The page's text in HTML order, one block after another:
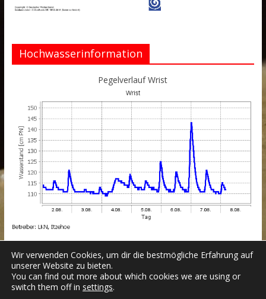
Hochwasserinformation
Pegelverlauf Wrist
Datenschutzerklärung
Wir verwenden Cookies, um dir die bestmögliche Erfahrung auf
unserer Website zu bieten.
You can find out more about which cookies we are using or
switch them off in settings.